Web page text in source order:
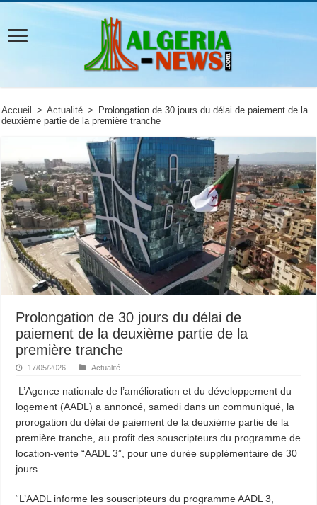
Accueil > Actualité >
Prolongation de 30 jours du délai de paiement de la
deuxième partie de la première tranche
Prolongation de 30 jours du délai de
paiement de la deuxième partie de la
première tranche
17/05/2026 Actualité
L’Agence nationale de l’amélioration et du développement du
logement (AADL) a annoncé, samedi dans un communiqué, la
prorogation du délai de paiement de la deuxième partie de la
première tranche, au profit des souscripteurs du programme de
location-vente “AADL 3”, pour une durée supplémentaire de 30
jours.
“L’AADL informe les souscripteurs du programme AADL 3,